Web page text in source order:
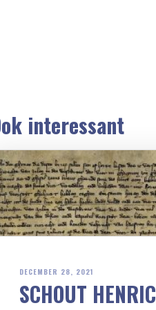
interessant
DECEMBER 28, 2021
SCHOUT HENRIC